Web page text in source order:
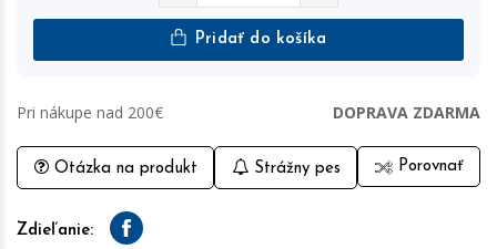
Pridať do košíka
Pri nákupe nad 200€ DOPRAVA ZDARMA
Otázka na produkt Strážny pes Porovnať
Zdieľanie: Facebook